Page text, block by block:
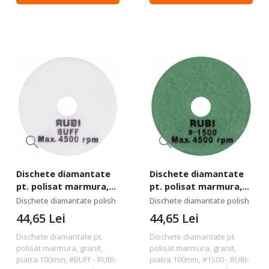
piatra naturala.
piatra naturala.
Dischete diamantate
pt. polisat marmura,
granit, piatra 100mm,
#BUFF - RUBI-62977
Dischete diamantate polish
Dischete diamantate pt.
polisat marmura, granit,
piatra 100mm, #BUFF - RUBI-
44,65 Lei
Dischete diamantate
pt. polisat marmura,
granit, piatra 100mm,
#1500 - RUBI-62975
Dischete diamantate polish
Dischete diamantate pt.
polisat marmura, granit,
piatra 100mm, #1500 - RUBI-
44,65 Lei